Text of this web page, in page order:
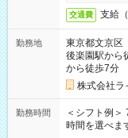
交通費 支給
勤務地
東京都文京区
後楽園駅から
から徒歩7分
株式会社ラ
勤務時間
＜シフト例＞ 7:00～
時間を選べま